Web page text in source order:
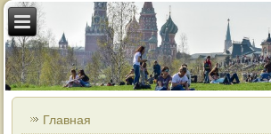
Главная